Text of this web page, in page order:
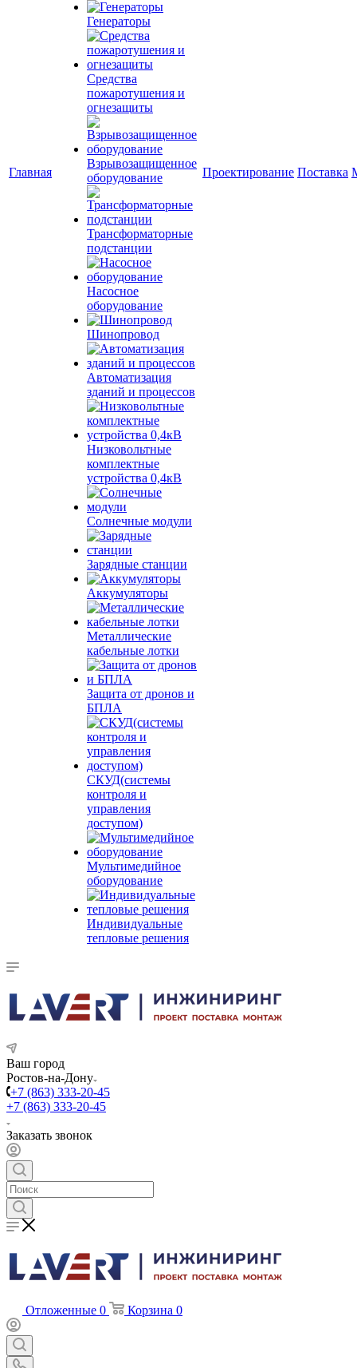
Главная
Генераторы
Средства
пожаротушения и
огнезащиты
Взрывозащищенное
оборудование
Трансформаторные
подстанции
Насосное
оборудование
Шинопровод
Автоматизация
зданий и процессов
Низковольтные
комплектные
устройства 0,4кВ
Солнечные модули
Зарядные станции
Аккумуляторы
Металлические
кабельные лотки
Защита от дронов и
БПЛА
СКУД(системы
контроля и
управления
доступом)
Мультимедийное
оборудование
Индивидуальные
тепловые решения
Проектирование Поставка
Ваш город
Ростов-на-Дону
+7 (863) 333-20-45
+7 (863) 333-20-45
Заказать звонок
Отложенные 0 Корзина 0